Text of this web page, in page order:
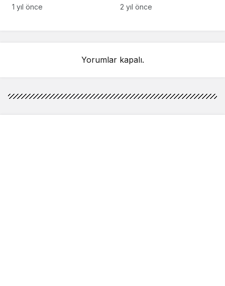
açıkladı: Sahurda
1 yıl önce
makarna
2 yıl önce
Yorumlar kapalı.